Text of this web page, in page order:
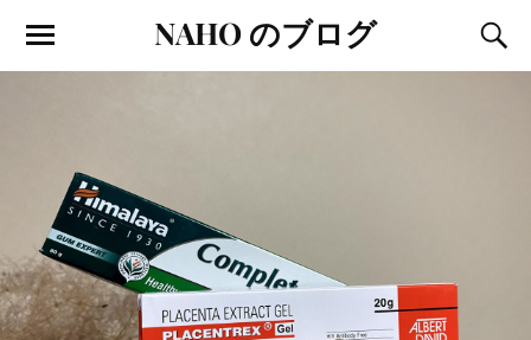
NAHO のブログ